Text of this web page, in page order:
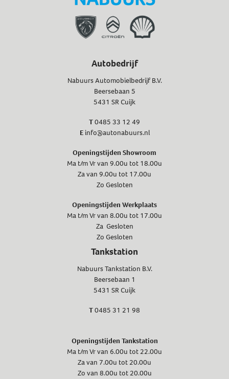
Autobedrijf
Nabuurs Automobielbedrijf B.V.
Beersebaan 5
5431 SR Cuijk
T0485 33 12 49
E info@autonabuurs.nl
Openingstijden Showroom
Ma t/m Vr van 9.00u tot 18.00u
Za van 9.00u tot 17.00u
Zo Gesloten
Openingstijden Werkplaats
Ma t/m Vr van 8.00u tot 17.00u
Za Gesloten
Zo Gesloten
Tankstation
Nabuurs Tankstation B.V.
Beersebaan 1
5431 SR Cuijk
T0485 31 21 98
Openingstijden Tankstation
Ma t/m Vr van 6.00u tot 22.00u
Za van 7.00u tot 20.00u
Zo van 8.00u tot 20.00u